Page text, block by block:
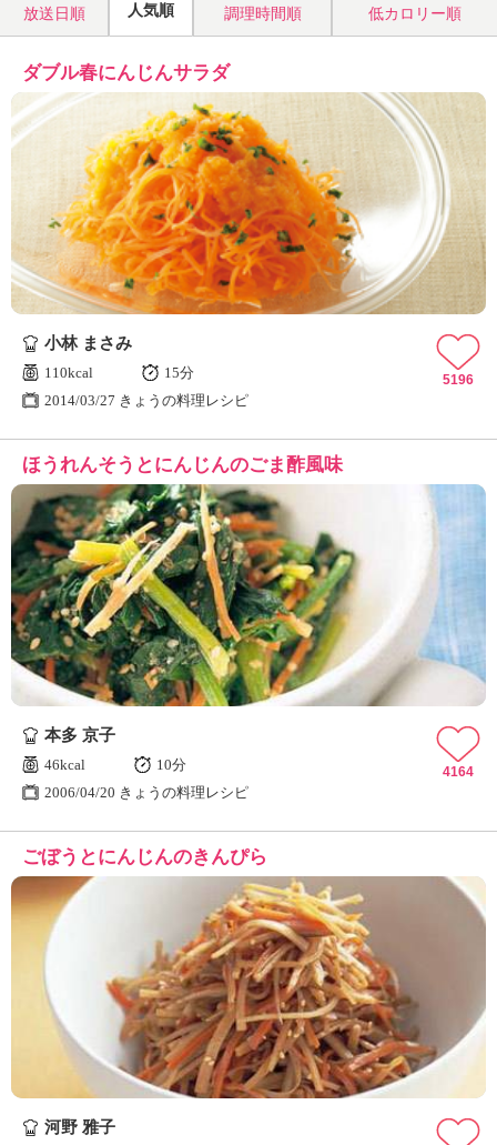
放送日順 人気順 調理時間順 低カロリー順
ダブル春にんじんサラダ
小林 まさみ
110kcal
15分
2014/03/27 きょうの料理レシピ
5196
ほうれんそうとにんじんのごま酢風味
本多 京子
46kcal
10分
2006/04/20 きょうの料理レシピ
4164
ごぼうとにんじんのきんぴら
河野 雅子